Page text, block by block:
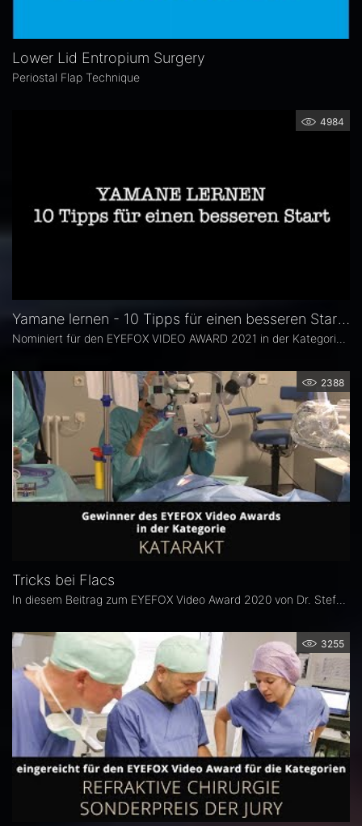
Lower Lid Entropium Surgery
Periostal Flap Technique
4984
Yamane lernen - 10 Tipps für einen besseren Start - PD Dr. Mehdi Shajari
2388
Tricks bei Flacs
3255